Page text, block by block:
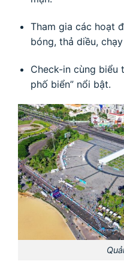
Tham gia các hoạt
bóng, thả diều,
Check-in cùng biểu
phố biển” nổi bật.